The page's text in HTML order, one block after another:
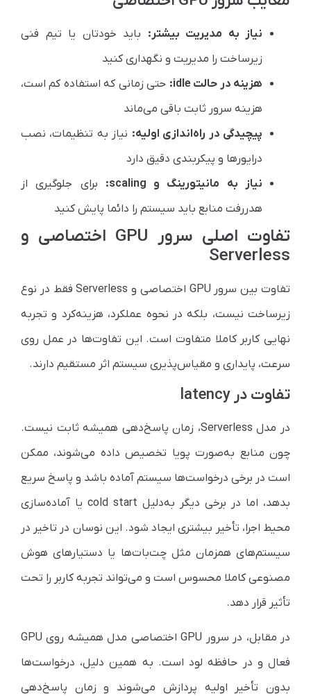
نیاز به مدیریت بیشتر: باید خودتان یا تیم فنی
زیرساخت را مدیریت و نگهداری کنید
هزینه در حالت idle:
حتی زمانی که استفاده کم است،
هزینه سرور ثابت باقی می‌ماند
پیچیدگی در راه‌اندازی اولیه: نیاز به تنظیمات، نصب
درایورها و پیکربندی دقیق دارد
نیاز به مانیتورینگ و scaling:
برای جلوگیری از
هدررفت منابع باید سیستم را دائما پایش کنید
تفاوت اصلی سرور GPU اختصاصی و
Serverless
تفاوت بین سرور GPU اختصاصی و Serverless فقط در نوع
زیرساخت نیست، بلکه در نحوه عملکرد، هزینه‌کرد و تجربه
نهایی کاربر کاملا متفاوت است. این تفاوت‌ها در عمل روی
سرعت، پایداری و مقیاس‌پذیری سیستم اثر مستقیم دارند.
تفاوت در latency
در مدل Serverless، زمان پاسخ‌دهی همیشه ثابت نیست.
چون منابع به‌صورت پویا تخصیص داده می‌شوند، ممکن
است در برخی درخواست‌ها سیستم آماده باشد و پاسخ سریع
بدهد، اما در برخی دیگر به‌دلیل cold start یا آماده‌سازی
محیط اجرا، تأخیر بیشتری ایجاد شود. این نوسان در تاخیر در
سیستم‌های همزمان مثل چت‌بات‌ها یا دستیارهای هوش
مصنوعی کاملا محسوس است و می‌تواند تجربه کاربر را تحت
تأثیر قرار دهد.
در مقابل، در سرور GPU اختصاصی مدل همیشه روی GPU
فعال و در حافظه لود است. به همین دلیل، درخواست‌ها
بدون تأخیر اولیه پردازش می‌شوند و زمان پاسخ‌دهی